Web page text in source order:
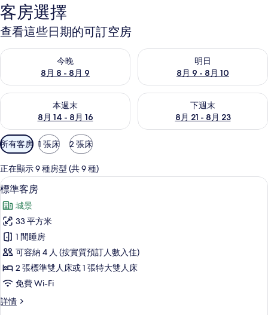
客房選擇
查看這些日期的可訂空房
今晚
8月 8 - 8月 9
查看今晚 8月 8 - 8月 9的可訂空房
明日
8月 9 - 8月 10
查看明日 8月 9 - 8月 10的可訂
本週末
8月 14 - 8月 16
查看本週末 8月 14 - 8月 16的可訂空房
下週末
8月 21 - 8月 23
查看下週末 8月 21 - 8月 23的
可
用
嘅
客
房
篩
選
條
件
所有客房 1 張床 2 張床
正在顯示 9 種房型 (共 9 種)
載
入
所
有
標
準
客
房
的
標準客房 | 高級寢具、特厚豪華床墊
11
標準客房
城景
33 平方米
1 間睡房
可容納 4 人 (按實質預訂人數入住)
2 張標準雙人床或 1 張特大雙人床
免費 Wi-Fi
詳情
標